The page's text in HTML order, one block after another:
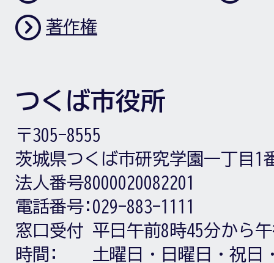
著作権
つくば市役所
〒305-8555
茨城県つくば市研究学園一丁目1
法人番号8000020082201
電話番号: 029-883-1111
窓口受付
時間:
平日午前8時45分から
土曜日・日曜日・祝日